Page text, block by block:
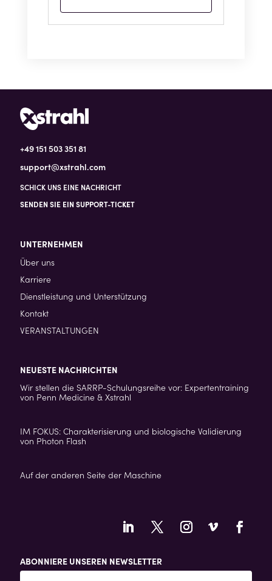
+49 151 503 351 81
support@xstrahl.com
SCHICK UNS EINE NACHRICHT
SENDEN SIE EIN SUPPORT-TICKET
UNTERNEHMEN
Über uns
Karriere
Dienstleistung und Unterstützung
Kontakt
VERANSTALTUNGEN
NEUESTE NACHRICHTEN
Wir stellen die SARRP-Schulungsreihe vor: Expertentraining
von Penn Medicine & Xstrahl
IM FOKUS: Charakterisierung und biologische Validierung
von Photon Flash
Auf der anderen Seite der Maschine
ABONNIERE UNSEREN NEWSLETTER